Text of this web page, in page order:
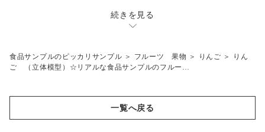
オレンジ
梅干し
工具模型
続きを見る
食品サンプルのピッカリサンプル ＞ フルーツ 果物 ＞ りんご ＞
りん
ご （立体模型）☆リアルな食品サンプルのフルー…
一覧へ戻る